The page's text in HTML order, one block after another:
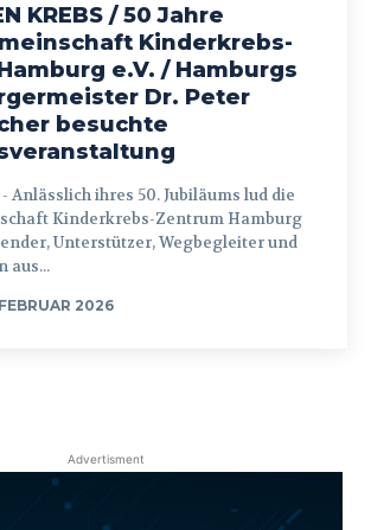
KREBS / 50 Jahre
Kinderkrebs-
e.V. / Hamburgs
Dr. Peter
besuchte
Kinderkrebs-Zentrum Hamburg
Unterstützer, Wegbegleiter und
aus...
2026
Advertisment